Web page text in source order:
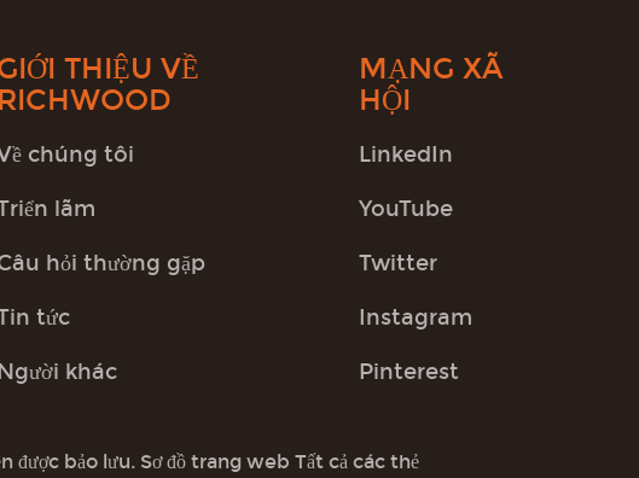
THIỆU VỀ
RICHWOOD
chúng tôi
lãm
hỏi thường gặp
tức
khác
MẠNG XÃ
HỘI
LinkedIn
YouTube
Twitter
Instagram
Pinterest
được bảo lưu. Sơ đồ trang web Tất cả các thẻ